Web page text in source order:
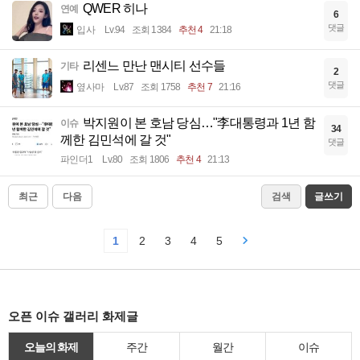
연예 QWER 히나
입사 Lv.94 조회 1384 추천 4 21:18
6
댓글
기타 리센느 만난 맨시티 선수들
옆사마 Lv.87 조회 1758 추천 7 21:16
2
댓글
이슈 박지원이 본 호남 당심…"李대통령과 1년 함
께한 김민석에 갈 것"
파인더1 Lv.80 조회 1806 추천 4 21:13
34
댓글
최근 다음 검색 글쓰기
1 2 3 4 5
오픈 이슈 갤러리 화제글
오늘의 화제 주간 월간 이슈